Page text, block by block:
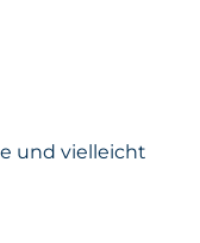
und vielleicht